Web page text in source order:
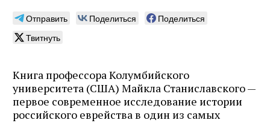
Отправить Поделиться
Поделиться
Твитнуть
Книга профессора Колумбийского
университета (США) Майкла Станиславского —
первое современное исследование истории
российского еврейства в один из самых